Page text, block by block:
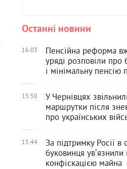
Останні новини
16:03
Пенсійна реформа
уряді розповіли про
і мінімальну пенсію
15:50
У Чернівцях
маршрутки після
про українських
15:44
За підтримку Росії
буковинця увʼязнили
конфіскацією майна